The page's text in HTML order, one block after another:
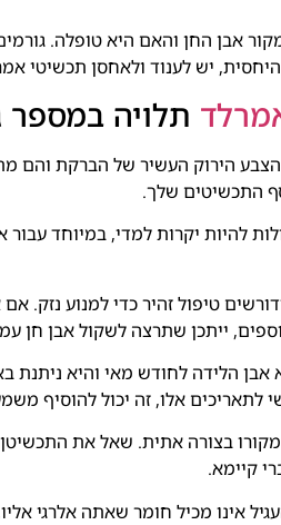
אבן החן והאם היא טופלה.
יש לענוד ולאחסן תכשיטי
תלויה במספר
הירוק העשיר של הברקת והם
התכשיטים שלך.
להיות יקרות למדי, במיוחד עבור
טיפול זהיר כדי למנוע נזק.
ייתכן שתרצה לשקול אבן חן
בצורה אתית. שאל את
קיימא.
אינו מכיל חומר שאתה אלרגי אליו,